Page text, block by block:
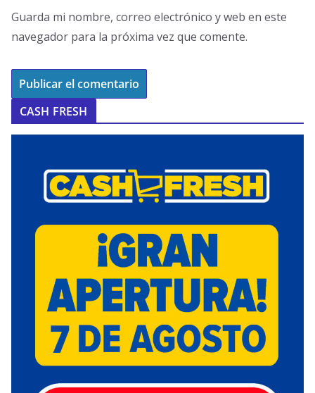
Guarda mi nombre, correo electrónico y web en este
navegador para la próxima vez que comente.
CASH FRESH